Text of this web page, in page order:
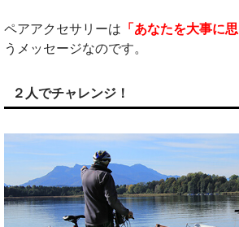
ペアアクセサリーは 「あなたを大事に
うメッセージなのです。
２人でチャレンジ！